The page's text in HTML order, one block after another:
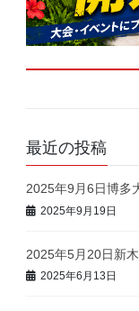
最近の投稿
2025年9月6日博多
2025年9月19日
2025年5月20日新
2025年6月13日